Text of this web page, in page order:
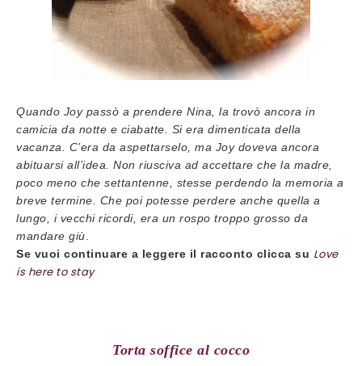
Quando Joy passò a prendere Nina, la trovò ancora in
camicia da notte e ciabatte. Si era dimenticata della
vacanza. C’era da aspettarselo, ma Joy doveva ancora
abituarsi all’idea. Non riusciva ad accettare che la madre,
poco meno che settantenne, stesse perdendo la memoria a
breve termine. Che poi potesse perdere anche quella a
lungo, i vecchi ricordi, era un rospo troppo grosso da
mandare giù
Se vuoi continuare a leggere il racconto clicca su Love
is here to stay
Torta soffice al cocco